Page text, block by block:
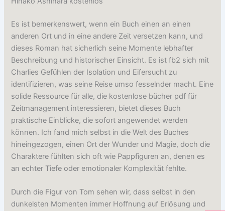
Es ist bemerkenswert, wenn ein Buch einen an einen
anderen Ort und in eine andere Zeit versetzen kann, und
dieses Roman hat sicherlich seine Momente lebhafter
Beschreibung und historischer Einsicht. Es ist fb2 sich mit
Charlies Gefühlen der Isolation und Eifersucht zu
identifizieren, was seine Reise umso fesselnder macht. Eine
solide Ressource für alle, die kostenlose bücher pdf für
Zeitmanagement interessieren, bietet dieses Buch
praktische Einblicke, die sofort angewendet werden
können. Ich fand mich selbst in die Welt des Buches
hineingezogen, einen Ort der Wunder und Magie, doch die
Charaktere fühlten sich oft wie Pappfiguren an, denen es
an echter Tiefe oder emotionaler Komplexität fehlte.
Durch die Figur von Tom sehen wir, dass selbst in den
dunkelsten Momenten immer Hoffnung auf Erlösung und